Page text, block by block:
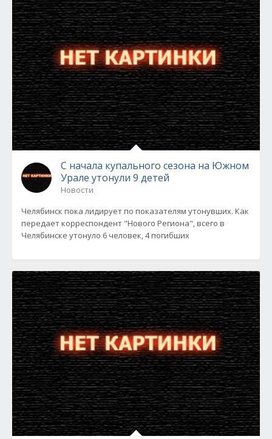
С начала купального сезона на Южном
Урале утонули 9 детей
Новости
Челябинск пока лидирует по показателям утонувших. Как
передает корреспондент "Нового Региона", всего в
Челябинске утонуло 6 человек, 4 погибших